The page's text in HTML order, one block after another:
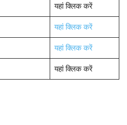
यहां क्लिक करें
यहां क्लिक करें
यहां क्लिक करें
यहां क्लिक करें